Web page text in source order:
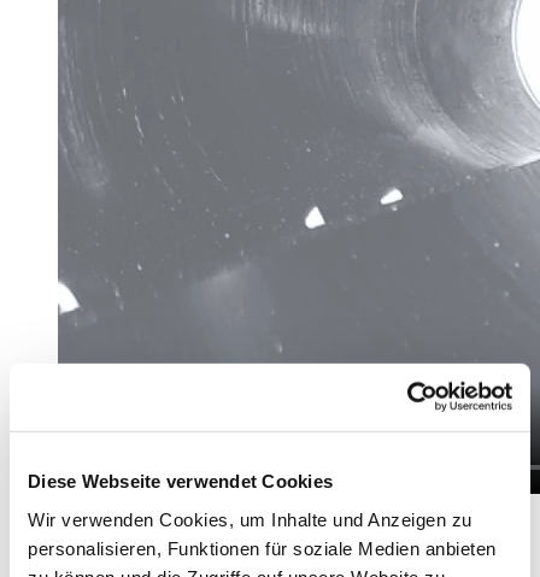
Diese Webseite verwendet Cookies
Wir verwenden Cookies, um Inhalte und Anzeigen zu
personalisieren, Funktionen für soziale Medien anbieten